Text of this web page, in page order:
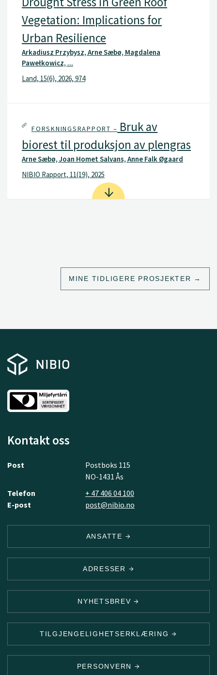
Vegetation: Implications for
Urban Resilience
Arkadiusz Przybysz, Arne Sæbø, Magdalena
Pawełkowicz, ...
Land, 15(6), 2026, 974
FORSKNINGSRAPPORT – Bruk av
biorest til produksjon av plengras
Arne Sæbø, Joan Homet Salvans, Anne Falk Øgaard
NIBIO Rapport, 11(19), 2025
MINE TIDLIGERE PROSJEKTER
Kontakt oss
Post
Postboks 115
NO-1431 Ås
Telefon
+ 47 406 04 100
E-post
post@nibio.no
ANSATTE
ADRESSER
NYHETSBREV
TILGJENGELIGHETSERKLÆRING
PERSONVERN